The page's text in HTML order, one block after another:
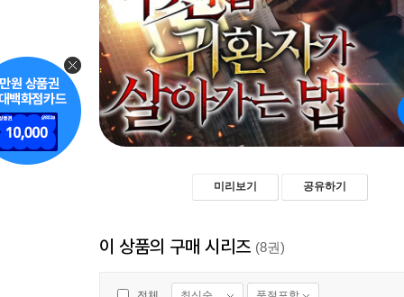
미리보기 공유하기
이 상품의 구매 시리즈 (8권)